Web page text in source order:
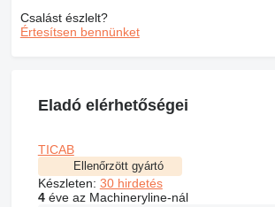
Csalást észlelt?
Értesítsen bennünket
Eladó elérhetőségei
TICAB
Ellenőrzött gyártó
Készleten: 30 hirdetés
4éve az Machineryline-nál